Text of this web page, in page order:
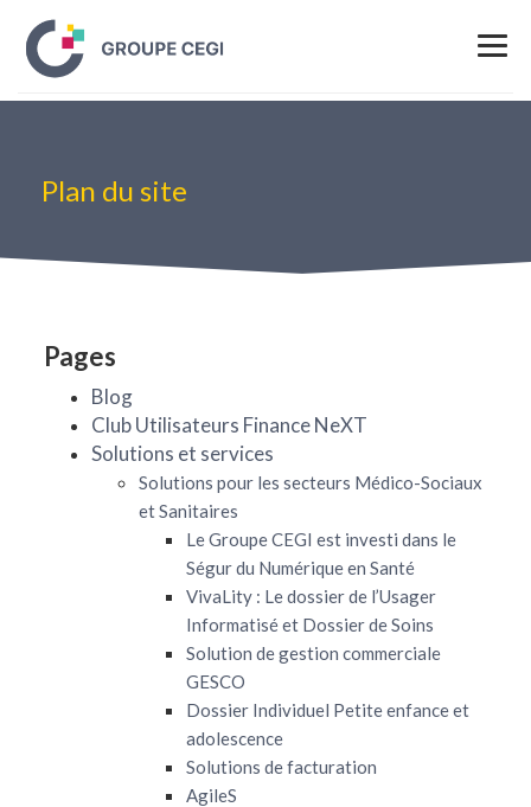
Plan du site
Pages
Blog
Club Utilisateurs Finance NeXT
Solutions et services
Solutions pour les secteurs Médico-Sociaux
et Sanitaires
Le Groupe CEGI est investi dans le
Ségur du Numérique en Santé
VivaLity : Le dossier de l’Usager
Informatisé et Dossier de Soins
Solution de gestion commerciale
GESCO
Dossier Individuel Petite enfance et
adolescence
Solutions de facturation
AgileS